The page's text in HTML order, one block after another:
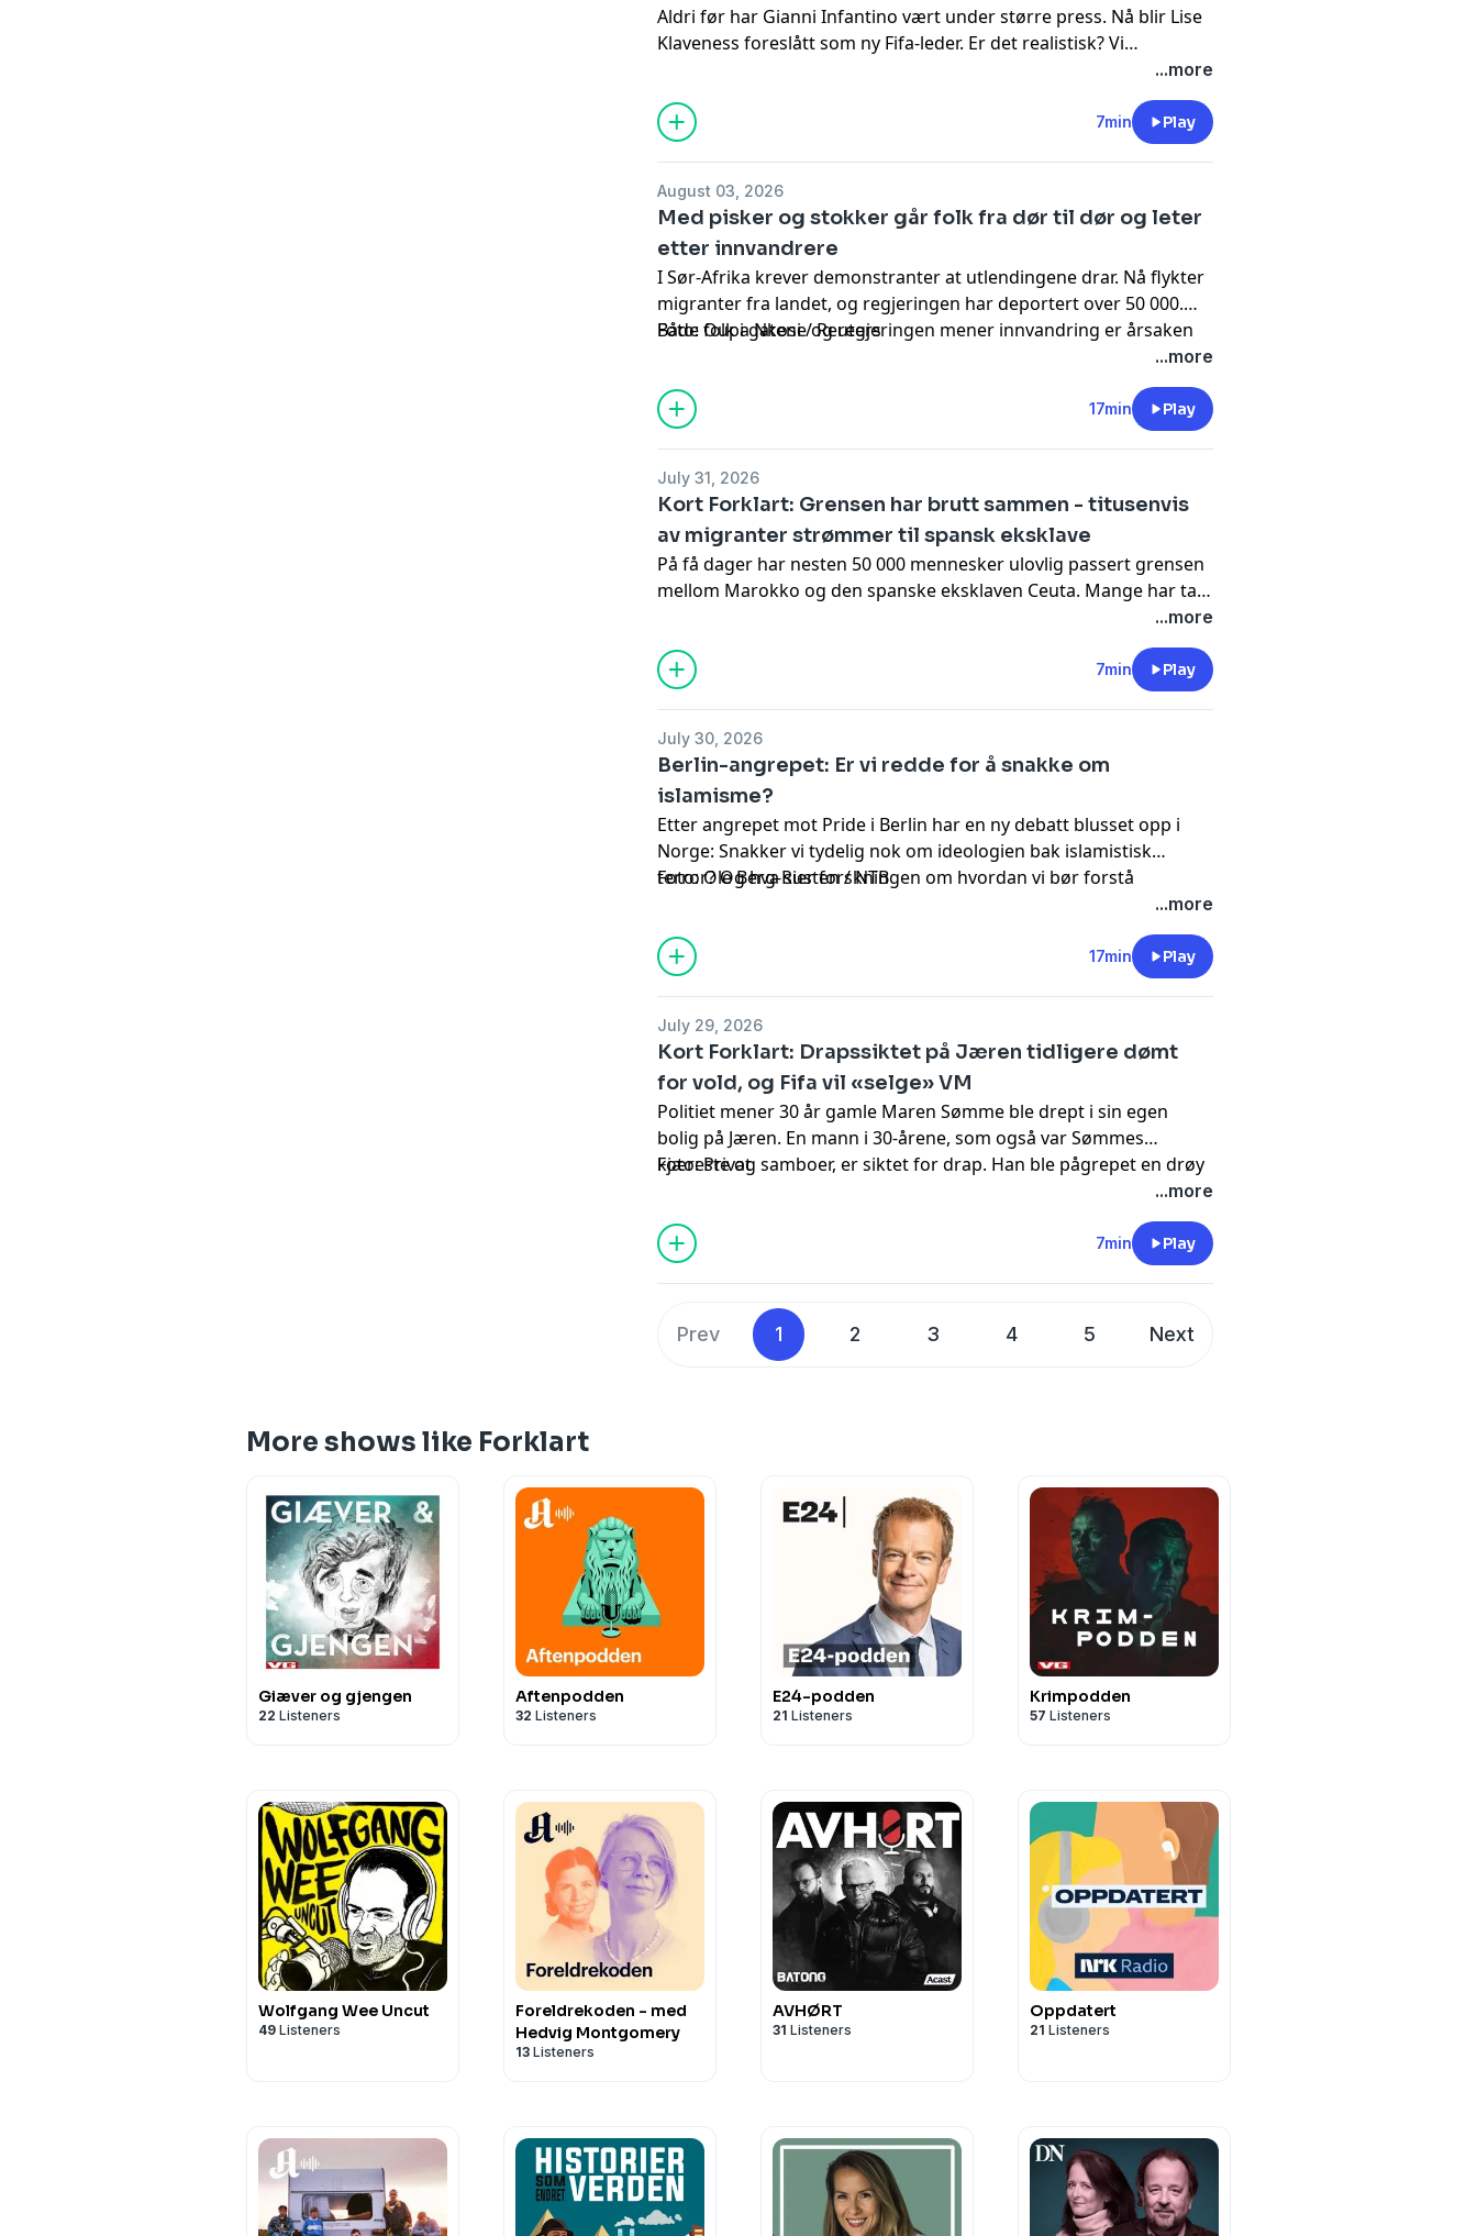
Aldri før har Gianni Infantino vært under større press. Nå blir Lise
Klaveness foreslått som ny Fifa-leder. Er det realistisk? Vi
...more
7min Play
August 03, 2026
Med pisker og stokker går folk fra dør til dør og leter
etter innvandrere
I Sør-Afrika krever demonstranter at utlendingene drar. Nå flykter
migranter fra landet, og regjeringen har deportert over 50 000.
Både folk i gatene og regjeringen mener innvandring er årsaken
til arbeidsledighet, fattigdom og kriminalitet. Men stemmer det?
Med utenriksjournalist Tora Carlsen Haaland og forsker ved
OsloMet Einar Braathen.
Foto: Oupa Nkosi / Reuters
...more
17min Play
July 31, 2026
Kort Forklart: Grensen har brutt sammen - titusenvis
av migranter strømmer til spansk eksklave
På få dager har nesten 50 000 mennesker ulovlig passert grensen
mellom Marokko og den spanske eksklaven Ceuta. Mange har tatt
sjøveien med baderinger og armringer, mens noen har hoppet
over gjerder. Nå møter den spanske regjeringen massiv kritikk. I
dagens Kort Forklart snakker vi også om en mulig avvæpning av
Hamas, og Uefas kraftige reaksjoner mot Fifa.
...more
7min Play
July 30, 2026
Berlin-angrepet: Er vi redde for å snakke om
islamisme?
Etter angrepet mot Pride i Berlin har en ny debatt blusset opp i
Norge: Snakker vi tydelig nok om ideologien bak islamistisk
terror? Og hva sier forskningen om hvordan vi bør forstå
ekstremisme? Med utenriksjournalist Aurora Stray-Pedersen og
Foto: Ole Berg-Rusten / NTB
...more
17min Play
July 29, 2026
Kort Forklart: Drapssiktet på Jæren tidligere dømt
for vold, og Fifa vil «selge» VM
Politiet mener 30 år gamle Maren Sømme ble drept i sin egen
bolig på Jæren. En mann i 30-årene, som også var Sømmes
kjæreste og samboer, er siktet for drap. Han ble pågrepet en drøy
uke før dødsfallet og var allerede under etterforskning for vold
Foto: Privat
...more
7min Play
Prev 1 2 3 4 5 Next
More shows like Forklart
Giæver og gjengen
22 Listeners
Aftenpodden
32 Listeners
E24-podden
21 Listeners
Krimpodden
57 Listeners
Wolfgang Wee Uncut
49 Listeners
Foreldrekoden - med
Hedvig Montgomery
13 Listeners
AVHØRT
31 Listeners
Oppdatert
21 Listeners